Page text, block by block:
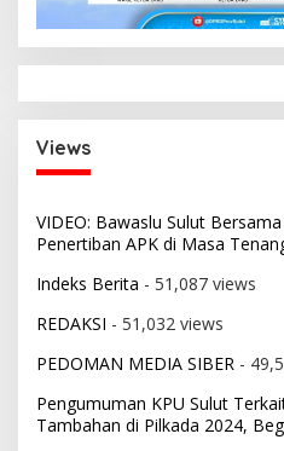
Views
VIDEO: Bawaslu Sulut
Penertiban APK di Masa
Indeks Berita - 51,087 views
REDAKSI - 51,032 views
PEDOMAN MEDIA SIBER -
Pengumuman KPU Sulut
Tambahan di Pilkada 2024,